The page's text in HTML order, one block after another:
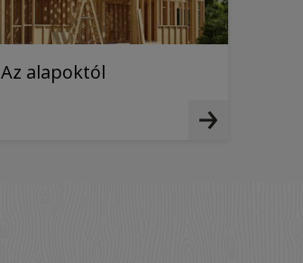
Az alapoktól